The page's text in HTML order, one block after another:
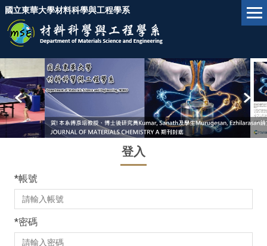
跳
到
主
要
內
區
國立東華大學材料科學與工程學系
登入
*帳號
*密碼